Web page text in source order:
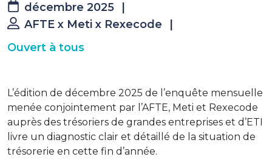
décembre 2025
AFTE x Meti x Rexecode
Ouvert à tous
L’édition de décembre 2025 de l’enquête mensuelle
menée conjointement par l’AFTE, Meti et Rexecode
auprès des trésoriers de grandes entreprises et d’ETI
livre un diagnostic clair et détaillé de la situation de
trésorerie en cette fin d’année.